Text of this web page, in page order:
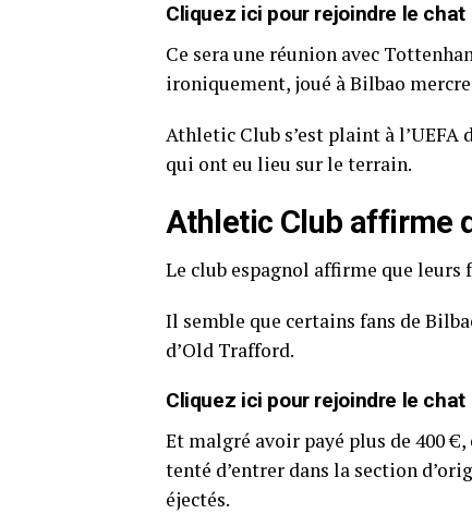
Cliquez ici pour rejoindre le
Ce sera une réunion avec
ironiquement, joué à Bilbao
Athletic Club s’est plaint à l’UEFA
qui ont eu lieu sur le terrain.
Athletic Club affirme
Le club espagnol affirme que leurs
Il semble que certains fans de
d’Old Trafford.
Cliquez ici pour rejoindre le
Et malgré avoir payé plus de 400
tenté d’entrer dans la section
éjectés.